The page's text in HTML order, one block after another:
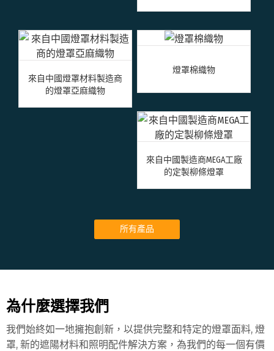
來自中國燈罩材料製造商
的燈罩亞麻織物
燈罩棉織物
來自中國製造商MEGA工廠
的定製柳條燈罩
所有產品
為什麼選擇我們
我們始終如一地擁抱創新，以提供完整和特定的燈罩面料, 燈
罩, 新的遮陽材料和照明配件解決方案，為我們的每一個有價